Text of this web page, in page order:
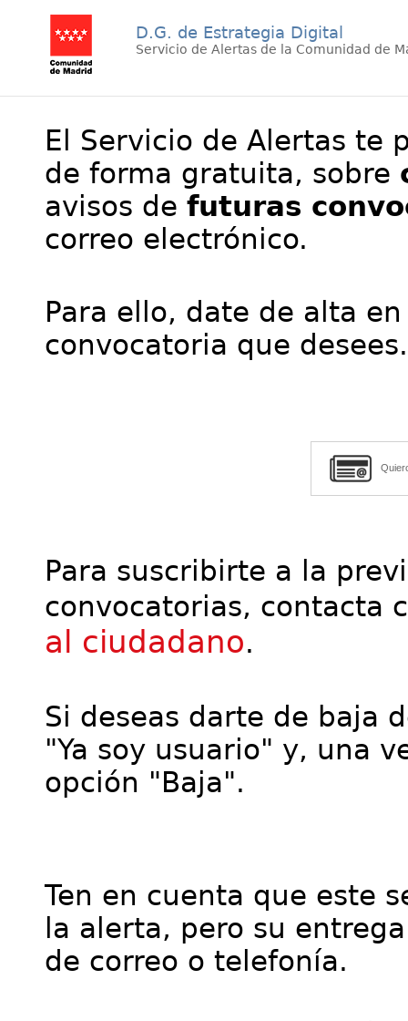
D.G. de Estrategia Digital
Servicio de Alertas de la Comunidad de
El Servicio de Alertas te
de forma gratuita, sobre
avisos de futuras
correo electrónico.
Para ello, date de alta
convocatoria que desees.
Para suscribirte a la
convocatorias, contacta
al ciudadano.
Si deseas darte de baja
"Ya soy usuario" y, una
opción "Baja".
Ten en cuenta que este
la alerta, pero su
de correo o telefonía.